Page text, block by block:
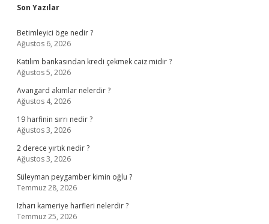
Sidebar
Son Yazılar
Betimleyici öge nedir ?
Ağustos 6, 2026
Katılım bankasından kredi çekmek caiz midir ?
Ağustos 5, 2026
Avangard akımlar nelerdir ?
Ağustos 4, 2026
19 harfinin sırrı nedir ?
Ağustos 3, 2026
2 derece yırtık nedir ?
Ağustos 3, 2026
Süleyman peygamber kimin oğlu ?
Temmuz 28, 2026
Izharı kameriye harfleri nelerdir ?
Temmuz 25, 2026